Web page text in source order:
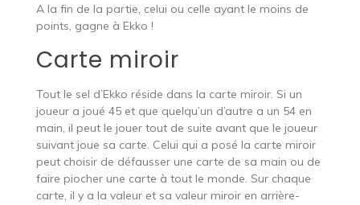
A la fin de la partie, celui ou celle ayant le moins de
points, gagne à Ekko !
Carte miroir
Tout le sel d’Ekko réside dans la carte miroir. Si un
joueur a joué 45 et que quelqu’un d’autre a un 54 en
main, il peut le jouer tout de suite avant que le joueur
suivant joue sa carte. Celui qui a posé la carte miroir
peut choisir de défausser une carte de sa main ou de
faire piocher une carte à tout le monde. Sur chaque
carte, il y a la valeur et sa valeur miroir en arrière-